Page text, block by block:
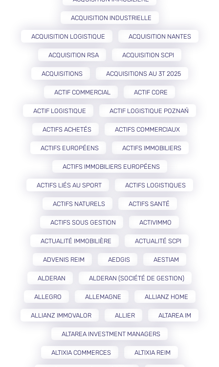
ACQUISITION INDUSTRIELLE
ACQUISITION LOGISTIQUE ACQUISITION NANTES
ACQUISITION RSA ACQUISITION SCPI
ACQUISITIONS ACQUISITIONS AU 3T 2025
ACTIF COMMERCIAL ACTIF CORE
ACTIF LOGISTIQUE ACTIF LOGISTIQUE POZNAŃ
ACTIFS ACHETÉS ACTIFS COMMERCIAUX
ACTIFS EUROPÉENS ACTIFS IMMOBILIERS
ACTIFS IMMOBILIERS EUROPÉENS
ACTIFS LIÉS AU SPORT ACTIFS LOGISTIQUES
ACTIFS NATURELS ACTIFS SANTÉ
ACTIFS SOUS GESTION ACTIVIMMO
ACTUALITÉ IMMOBILIÈRE ACTUALITÉ SCPI
ADVENIS REIM AEDGIS AESTIAM
ALDERAN ALDERAN (SOCIÉTÉ DE GESTION)
ALLEGRO ALLEMAGNE ALLIANZ HOME
ALLIANZ IMMOVALOR ALLIER ALTAREA IM
ALTAREA INVESTMENT MANAGERS
ALTIXIA COMMERCES ALTIXIA REIM